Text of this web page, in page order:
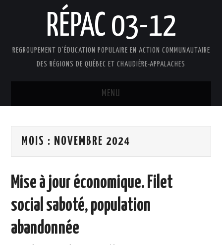
RÉPAC 03-12
REGROUPEMENT D'ÉDUCATION POPULAIRE EN ACTION COMMUNAUTAIRE
DES RÉGIONS DE QUÉBEC ET CHAUDIÈRE-APPALACHES
MENU
PRÉSENTATION
DOCUMENTS
FAIRE UN DON !
MOIS : NOVEMBRE 2024
Mise à jour économique. Filet
social saboté, population
abandonnée